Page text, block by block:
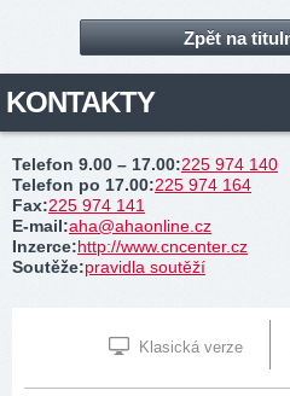
Zpět na
KONTAKTY
Telefon 9.00 – 17.00:225 974 140
Telefon po 17.00:225 974 164
Fax:225 974 141
E-mail:aha@ahaonline.cz
Inzerce:http://www.cncenter.cz
Soutěže:pravidla soutěží
Klasická verze